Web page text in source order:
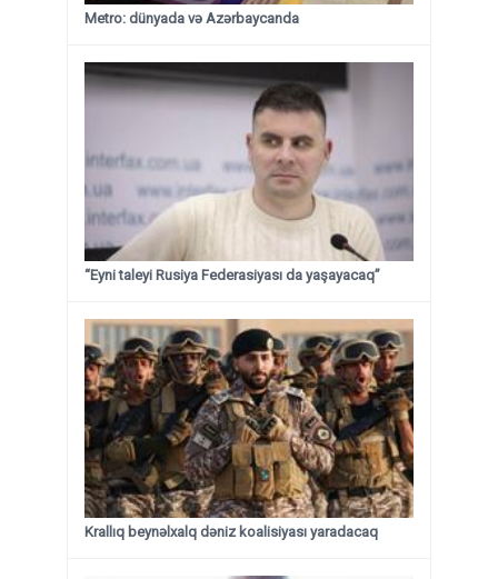
Metro: dünyada və Azərbaycanda
“Eyni taleyi Rusiya Federasiyası da yaşayacaq”
Krallıq beynəlxalq dəniz koalisiyası yaradacaq